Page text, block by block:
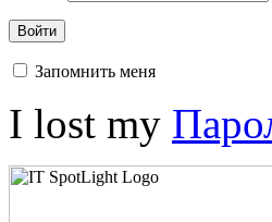
Войти
Запомнить меня
I lost my